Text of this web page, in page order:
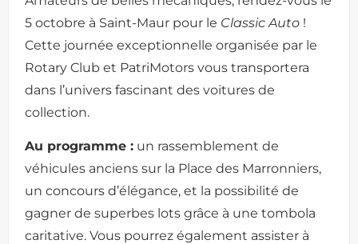
5 octobre à Saint-Maur pour le Classic Auto !
Cette journée exceptionnelle organisée par le
Rotary Club et PatriMotors vous transportera
dans l’univers fascinant des voitures de
collection.
Au programme : un rassemblement de
véhicules anciens sur la Place des Marronniers,
un concours d’élégance, et la possibilité de
gagner de superbes lots grâce à une tombola
caritative. Vous pourrez également assister à